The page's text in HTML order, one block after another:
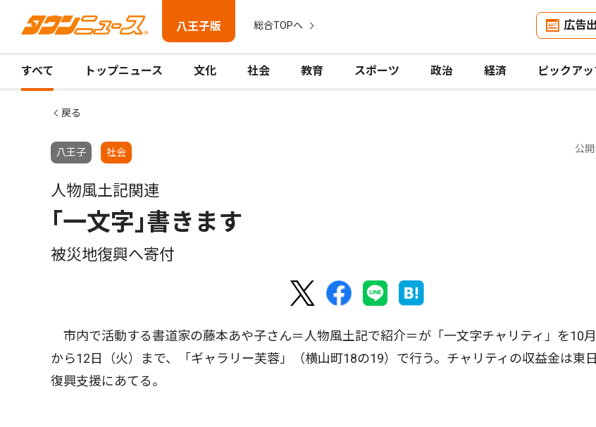
八王子版 総合TOPへ 広告
すべて トップニュース 文化 社会 教育 スポーツ 政治 経済 ピックアッ
戻る
八王子 社会 公
人物風土記関連
｢一文字｣書きます
被災地復興へ寄付
市内で活動する書道家の藤本あや子さん＝人物風土記で紹介＝が「一文字チャリティ」を10月
から12日（火）まで、「ギャラリー芙蓉」（横山町18の19）で行う。チャリティの収益金は東
復興支援にあてる。